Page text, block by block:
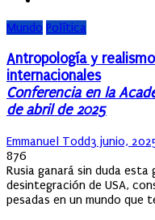
Mundo Política
Antropología y
internacionales
Conferencia en la
de abril de 2025
Author
Emmanuel ToddPosted
3 junio,
876
Rusia ganará sin duda
desintegración de USA,
pesadas en un mundo que